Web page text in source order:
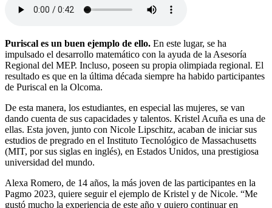
Puriscal es un buen ejemplo de ello. En este lugar, se ha
impulsado el desarrollo matemático con la ayuda de la Asesoría
Regional del MEP. Incluso, poseen su propia olimpiada regional. El
resultado es que en la última década siempre ha habido participantes
de Puriscal en la Olcoma.
De esta manera, los estudiantes, en especial las mujeres, se van
dando cuenta de sus capacidades y talentos. Kristel Acuña es una de
ellas. Esta joven, junto con Nicole Lipschitz, acaban de iniciar sus
estudios de pregrado en el Instituto Tecnológico de Massachusetts
(MIT, por sus siglas en inglés), en Estados Unidos, una prestigiosa
universidad del mundo.
Alexa Romero, de 14 años, la más joven de las participantes en la
Pagmo 2023, quiere seguir el ejemplo de Kristel y de Nicole. “Me
gustó mucho la experiencia de este año y quiero continuar en